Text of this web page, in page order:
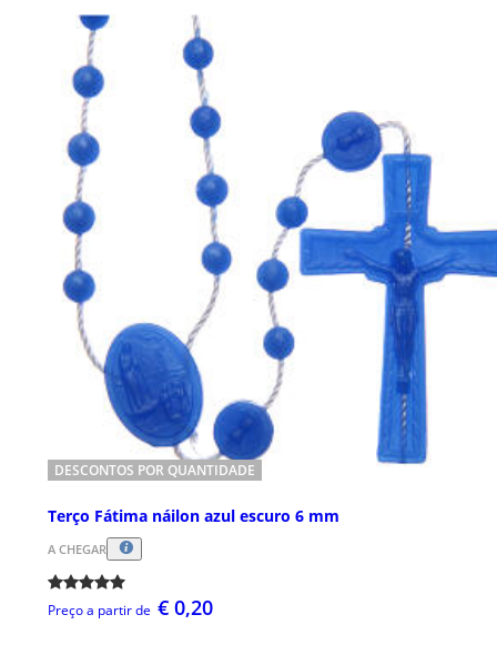
DESCONTOS POR QUANTIDADE
Terço Fátima náilon azul escuro 6 mm
A CHEGAR
Preço a partir de € 0,20